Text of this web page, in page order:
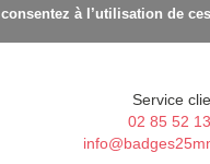
rapides - Sans
à l’utilisation de
Service
02 85 52